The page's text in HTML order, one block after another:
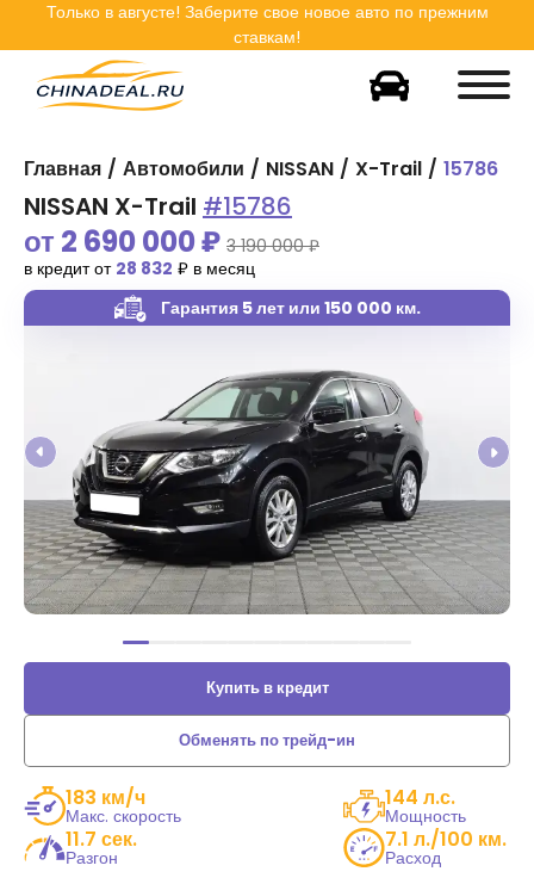
Только в августе! Заберите свое новое авто по прежним
ставкам!
Главная Автомобили NISSAN X-Trail 15786
Купить в кредит
Обменять по трейд-ин
183 км/ч
Макс. скорость
144 л.с.
Мощность
11.7 сек.
Разгон
7.1 л./100 км.
Расход
Гарантия 5 лет или 150 000 км.
от 2 690 000₽ 3 190 000 ₽
в кредит от 28 832 ₽ в месяц
NISSAN X-Trail #15786